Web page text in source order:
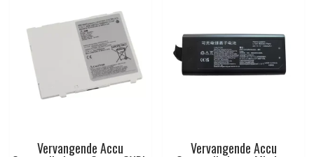
Vervangende Accu Vervangende Accu